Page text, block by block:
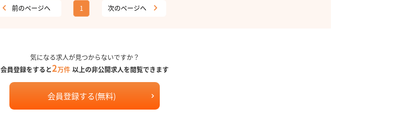
前のページへ 1 次のページへ
気になる求人が見つからないですか？
会員登録をすると2万件 以上の非公開求人を閲覧できます
会員登録する(無料)